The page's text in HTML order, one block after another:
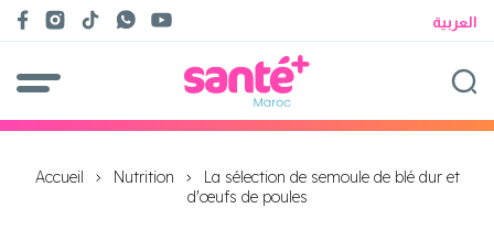
العربية
Accueil Nutrition
La sélection de semoule de blé dur et
d'œufs de poules